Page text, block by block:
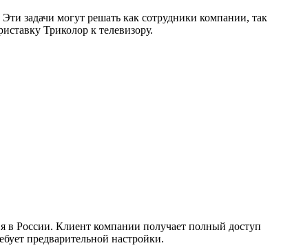
задачи могут решать как сотрудники компании, так
Триколор к телевизору.
России. Клиент компании получает полный доступ
предварительной настройки.